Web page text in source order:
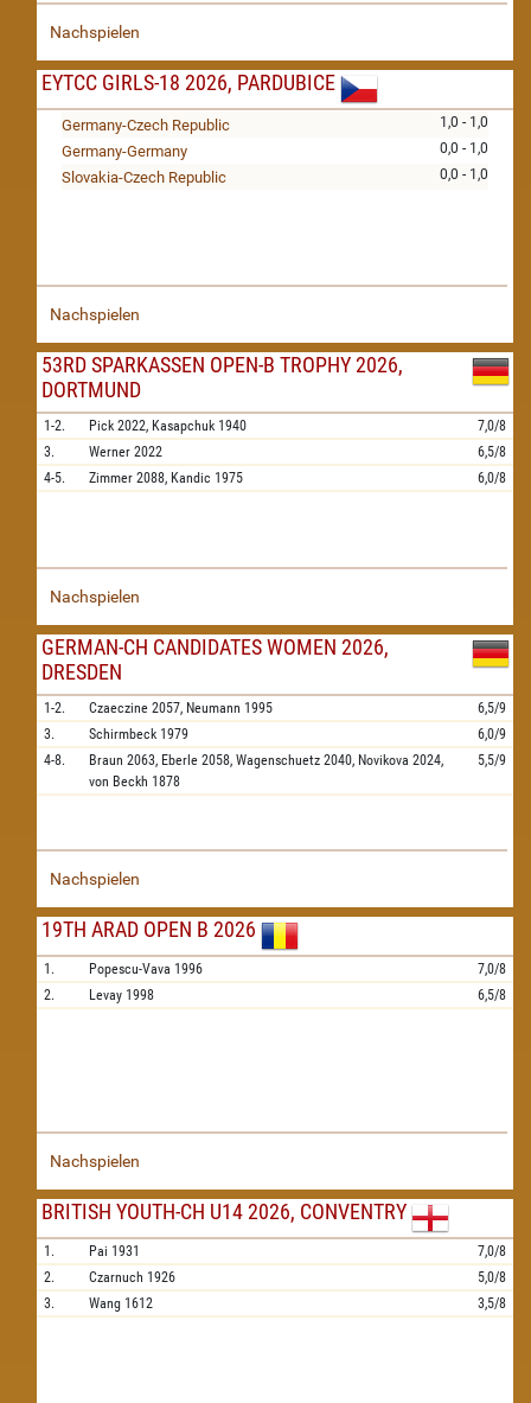
Nachspielen
EYTCC GIRLS-18 2026, PARDUBICE
1,0 - 1,0
Germany-Czech Republic
0,0 - 1,0
Germany-Germany
0,0 - 1,0
Slovakia-Czech Republic
Nachspielen
53RD SPARKASSEN OPEN-B TROPHY 2026,
DORTMUND
1-2. Pick 2022, Kasapchuk 1940
7,0/8
3.
Werner 2022
6,5/8
4-5.
Zimmer 2088, Kandic 1975 6,0/8
Nachspielen
GERMAN-CH CANDIDATES WOMEN 2026,
DRESDEN
1-2. Czaeczine 2057, Neumann 1995
6,5/9
3.
Schirmbeck 1979
6,0/9
4-8.
Braun 2063, Eberle 2058, Wagenschuetz 2040, Novikova 2024,
von Beckh 1878
5,5/9
Nachspielen
19TH ARAD OPEN B 2026
1. Popescu-Vava 1996
7,0/8
2.
Levay 1998 6,5/8
Nachspielen
BRITISH YOUTH-CH U14 2026, CONVENTRY
1. Pai 1931
7,0/8
2.
Czarnuch 1926
5,0/8
3.
Wang 1612 3,5/8